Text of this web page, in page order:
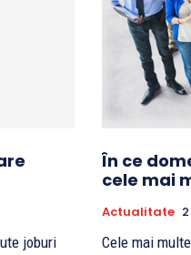
joburi
În ce
cele mai
Actualitate
Cele mai